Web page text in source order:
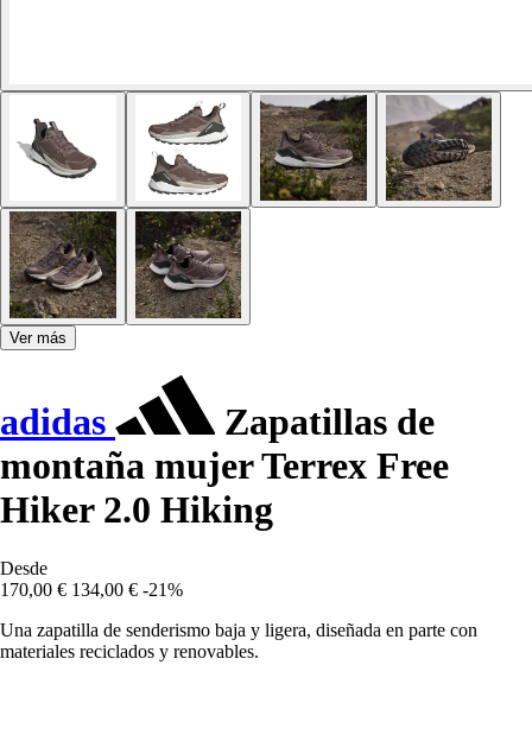
Ver más
adidas
Zapatillas de
montaña mujer Terrex Free
Hiker 2.0 Hiking
Desde
170,00 € 134,00 € -21%
Una zapatilla de senderismo baja y ligera, diseñada en parte con
materiales reciclados y renovables.